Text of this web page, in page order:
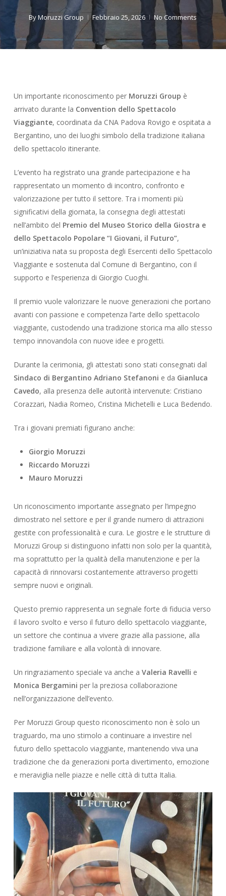
ByMoruzzi Group Febbraio 25, 2026 No Comments
Un importante riconoscimento per Moruzzi Group è
arrivato durante la Convention dello Spettacolo
Viaggiante, coordinata da CNA Padova Rovigo e ospitata a
Bergantino, uno dei luoghi simbolo della tradizione italiana
dello spettacolo itinerante.
L’evento ha registrato una grande partecipazione e ha
rappresentato un momento di incontro, confronto e
valorizzazione per tutto il settore. Tra i momenti più
significativi della giornata, la consegna degli attestati
nell’ambito del Premio del Museo Storico della Giostra e
dello Spettacolo Popolare “I Giovani, il Futuro”,
un’iniziativa nata su proposta degli Esercenti dello Spettacolo
Viaggiante e sostenuta dal Comune di Bergantino, con il
supporto e l’esperienza di Giorgio Cuoghi.
Il premio vuole valorizzare le nuove generazioni che portano
avanti con passione e competenza l’arte dello spettacolo
viaggiante, custodendo una tradizione storica ma allo stesso
tempo innovandola con nuove idee e progetti.
Durante la cerimonia, gli attestati sono stati consegnati dal
Sindaco di Bergantino Adriano Stefanoni e da Gianluca
Cavedo, alla presenza delle autorità intervenute: Cristiano
Corazzari, Nadia Romeo, Cristina Michetelli e Luca Bedendo.
Tra i giovani premiati figurano anche:
Giorgio Moruzzi
Riccardo Moruzzi
Mauro Moruzzi
Un riconoscimento importante assegnato per l’impegno
dimostrato nel settore e per il grande numero di attrazioni
gestite con professionalità e cura. Le giostre e le strutture di
Moruzzi Group si distinguono infatti non solo per la quantità,
ma soprattutto per la qualità della manutenzione e per la
capacità di rinnovarsi costantemente attraverso progetti
sempre nuovi e originali.
Questo premio rappresenta un segnale forte di fiducia verso
il lavoro svolto e verso il futuro dello spettacolo viaggiante,
un settore che continua a vivere grazie alla passione, alla
tradizione familiare e alla volontà di innovare.
Un ringraziamento speciale va anche a Valeria Ravelli e
Monica Bergamini per la preziosa collaborazione
nell’organizzazione dell’evento.
Per Moruzzi Group questo riconoscimento non è solo un
traguardo, ma uno stimolo a continuare a investire nel
futuro dello spettacolo viaggiante, mantenendo viva una
tradizione che da generazioni porta divertimento, emozione
e meraviglia nelle piazze e nelle città di tutta Italia.